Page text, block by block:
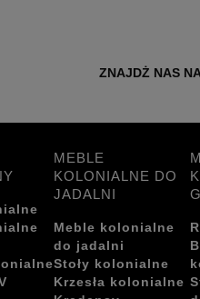
ZNAJDŻ NAS
MEBLE
KOLONIALNE DO
JADALNI
Meble kolonialne
do jadalni
Stoły kolonialne
Krzesła kolonialne